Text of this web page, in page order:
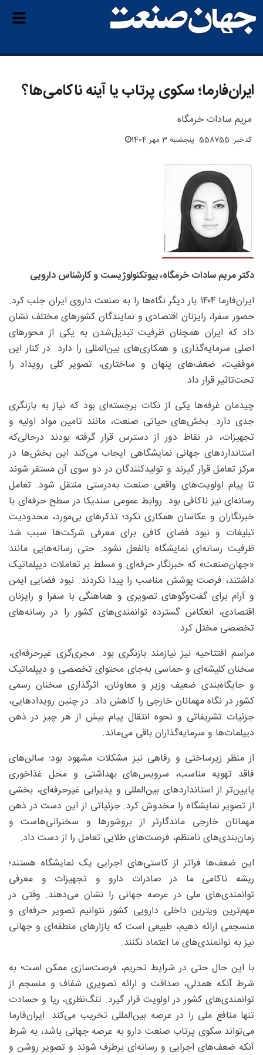
ایران‌فارما؛ سکوی پرتاب یا آینه ناکامی‌ها؟
مریم سادات خرمگاه
کدخبر: 558755 پنجشنبه 3 مهر 1404
دکتر مریم سادات خرمگاه، بیوتکنولوژیست و کارشناس دارویی
ایران‌فارما ۱۴۰۴ بار دیگر نگاه‌ها را به صنعت داروی ایران جلب کرد.
حضور سفرا، رایزنان اقتصادی و نمایندگان کشورهای مختلف نشان
داد که ایران همچنان ظرفیت تبدیل‌شدن به یکی از محورهای
اصلی سرمایه‌گذاری و همکاری‌های بین‌المللی را دارد. در کنار این
موفقیت، ضعف‌های پنهان و ساختاری، تصویر کلی رویداد را
تحت‌تاثیر قرار داد.
چیدمان غرفه‌ها یکی از نکات برجسته‌ای بود که نیاز به بازنگری
جدی دارد. بخش‌های حیاتی صنعت، مانند تامین مواد اولیه و
تجهیزات، در نقاط دور از دسترس قرار گرفته بودند درحالی‌که
استانداردهای جهانی نمایشگاهی ایجاب می‌کند این بخش‌ها در
مرکز تعامل قرار گیرند و تولیدکنندگان در دو سوی آن مستقر شوند
تا پیام اولویت‌های واقعی صنعت به‌درستی منتقل شود. تعامل
رسانه‌ای نیز ناکافی بود. روابط عمومی سندیکا در سطح حرفه‌ای با
خبرنگاران و عکاسان همکاری نکرد؛ تذکرهای بی‌مورد، محدودیت
تبلیغات و نبود فضای کافی برای معرفی شرکت‌ها سبب شد
ظرفیت رسانه‌ای نمایشگاه بالفعل نشود. حتی رسانه‌هایی مانند
«جهان‌صنعت» که خبرنگار حرفه‌ای و مسلط بر تعاملات دیپلماتیک
داشتند، فرصت پوشش مناسب را پیدا نکردند. نبود فضایی ایمن
و آرام برای گفت‌وگوهای تصویری و هماهنگی با سفرا و رایزنان
اقتصادی، انعکاس گسترده توانمندی‌های کشور را در رسانه‌های
تخصصی مختل کرد.
مراسم افتتاحیه نیز نیازمند بازنگری بود. مجری‌گری غیرحرفه‌ای،
سخنان کلیشه‌ای و حماسی به‌جای محتوای تخصصی و دیپلماتیک
و جایگاه‌بندی ضعیف وزیر و معاونان، اثرگذاری سخنان رسمی
کشور در نگاه مهمانان خارجی را کاهش داد. در چنین رویدادهایی،
جزئیات تشریفاتی و نحوه انتقال پیام بیش از هر چیز در ذهن
دیپلمات‌ها و سرمایه‌گذاران باقی می‌ماند.
از منظر زیرساختی و رفاهی نیز مشکلات مشهود بود: سالن‌های
فاقد تهویه مناسب، سرویس‌های بهداشتی و محل غذاخوری
پایین‌تر از استانداردهای بین‌المللی و پذیرایی غیرحرفه‌ای، بخشی
از تصویر نمایشگاه را مخدوش کرد. جزئیاتی از این دست در ذهن
مهمانان خارجی ماندگارتر از بروشورها و سخنرانی‌هاست و
زمان‌بندی‌های نامنظم، فرصت‌های طلایی تعامل را از دست داد.
این ضعف‌ها فراتر از کاستی‌های اجرایی یک نمایشگاه هستند؛
ریشه ناکامی ما در صادرات دارو و تجهیزات و معرفی
توانمندی‌های ملی در عرصه جهانی را نشان می‌دهند. وقتی در
مهم‌ترین ویترین داخلی دارویی کشور نتوانیم تصویر حرفه‌ای و
منسجمی ارائه دهیم، طبیعی است که بازارهای منطقه‌ای و جهانی
نیز به توانمندی‌های ما اعتماد نکنند.
با این حال حتی در شرایط تحریم، فرصت‌سازی ممکن است؛ به
شرط آنکه همدلی، صداقت و ارائه تصویری شفاف و منسجم از
توانمندی‌های کشور در اولویت قرار گیرد. تنگ‌نظری، ریا و حسادت
تنها منافع ملی را در عرصه بین‌المللی تخریب می‌کند. ایران‌فارما
می‌تواند سکوی پرتاب صنعت دارو به عرصه جهانی باشد، به شرط
آنکه ضعف‌های اجرایی و رسانه‌ای برطرف شوند و تصویر روشن و